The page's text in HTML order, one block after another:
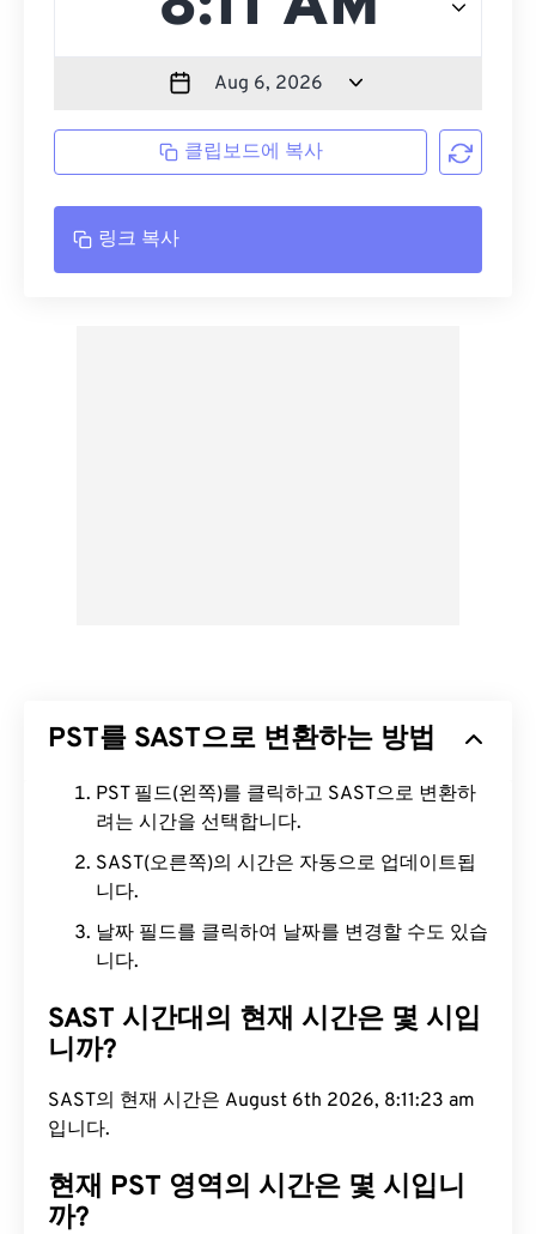
클립보드에 복사
링크 복사
PST를 SAST으로 변환하는 방법
PST 필드(왼쪽)를 클릭하고 SAST으로 변환하
려는 시간을 선택합니다.
SAST(오른쪽)의 시간은 자동으로 업데이트됩
니다.
날짜 필드를 클릭하여 날짜를 변경할 수도 있습
니다.
SAST 시간대의 현재 시간은 몇 시입
니까?
SAST의 현재 시간은 August 6th 2026, 8:11:24 am
입니다.
현재 PST 영역의 시간은 몇 시입니
까?